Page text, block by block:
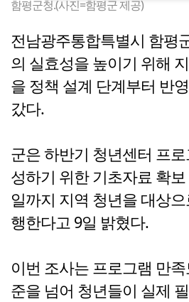
함평군청.(사진=함평군 제공)
전남광주통합특별시 함평
의 실효성을 높이기 위해
을 정책 설계 단계부터 반
갔다.
군은 하반기 청년센터 프
성하기 위한 기초자료 확
일까지 지역 청년을 대상
행한다고 9일 밝혔다.
이번 조사는 프로그램 만
준을 넘어 청년들이 실제